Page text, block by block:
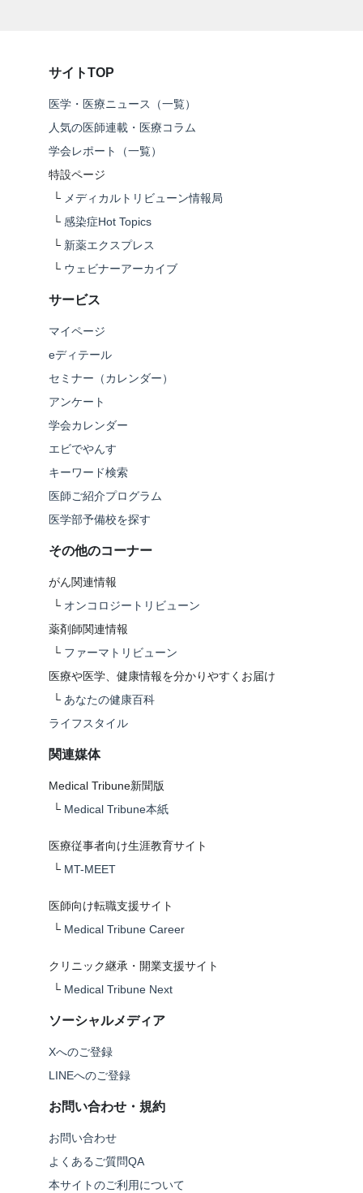
サイトTOP
医学・医療ニュース（一覧）
人気の医師連載・医療コラム
学会レポート（一覧）
特設ページ
└ メディカルトリビューン情報局
└ 感染症Hot Topics
└ 新薬エクスプレス
└ ウェビナーアーカイブ
サービス
マイページ
eディテール
セミナー（カレンダー）
アンケート
学会カレンダー
エビでやんす
キーワード検索
医師ご紹介プログラム
医学部予備校を探す
その他のコーナー
がん関連情報
└ オンコロジートリビューン
薬剤師関連情報
└ ファーマトリビューン
医療や医学、健康情報を分かりやすくお届け
└ あなたの健康百科
ライフスタイル
関連媒体
Medical Tribune新聞版
└ Medical Tribune本紙
医療従事者向け生涯教育サイト
└ MT-MEET
医師向け転職支援サイト
└ Medical Tribune Career
クリニック継承・開業支援サイト
└ Medical Tribune Next
ソーシャルメディア
Xへのご登録
LINEへのご登録
お問い合わせ・規約
お問い合わせ
よくあるご質問QA
本サイトのご利用について